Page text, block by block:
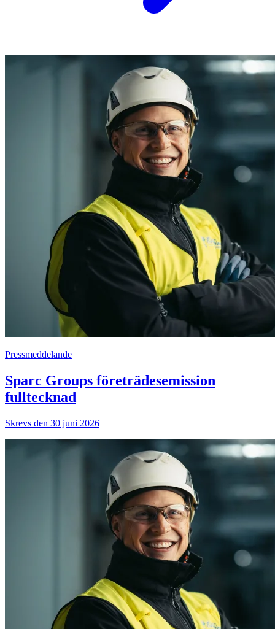
Pressmeddelande
Sparc Groups företrädesemission
fulltecknad
Skrevs den 30 juni 2026